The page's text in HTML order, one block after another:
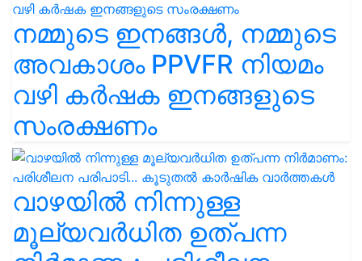
നമ്മുടെ ഇനങ്ങൾ, നമ്മുടെ
അവകാശം PPVFR നിയമം
വഴി കർഷക ഇനങ്ങളുടെ
സംരക്ഷണം
വാഴയിൽ നിന്നുള്ള
മൂല്യവർധിത ഉത്പന്ന